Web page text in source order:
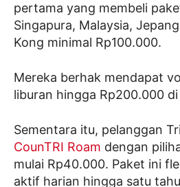
pertama yang membeli
Singapura, Malaysia,
Kong minimal Rp100.000.
Mereka berhak mendapat
liburan hingga Rp200.000
Sementara itu, pelanggan
CounTRI Roam dengan
mulai Rp40.000. Paket ini
aktif harian hingga satu